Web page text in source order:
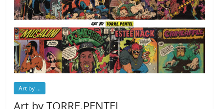
Art by ...
Art by TORRE.PENTEL